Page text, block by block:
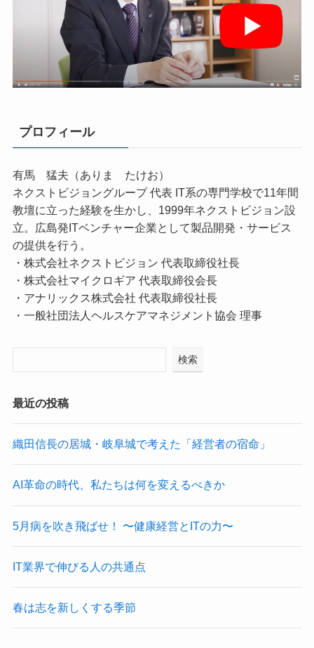
プロフィール
有馬 猛夫（ありま たけお）
ネクストビジョングループ 代表 IT系の専門学校で11年間
教壇に立った経験を生かし、1999年ネクストビジョン設
立。広島発ITベンチャー企業として製品開発・サービス
の提供を行う。
・株式会社ネクストビジョン 代表取締役社長
・株式会社マイクロギア 代表取締役会長
・アナリックス株式会社 代表取締役社長
・一般社団法人ヘルスケアマネジメント協会 理事
検索
最近の投稿
織田信長の居城・岐阜城で考えた「経営者の宿命」
AI革命の時代、私たちは何を変えるべきか
5月病を吹き飛ばせ！ 〜健康経営とITの力〜
IT業界で伸びる人の共通点
春は志を新しくする季節